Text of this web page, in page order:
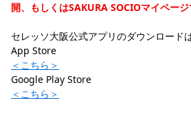
開、もしくはSAKURA SOCIOマイペー
セレッソ大阪公式アプリのダウンロード
App Store
＜こちら＞
Google Play Store
＜こちら＞